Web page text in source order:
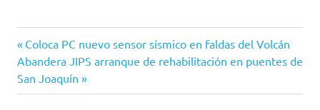
Navegación
de
entradas
Entrada
anterior:
Coloca PC nuevo sensor sísmico en faldas del Volcán
Siguiente
entrada:
Abandera JIPS arranque de rehabilitación en puentes de
San Joaquín